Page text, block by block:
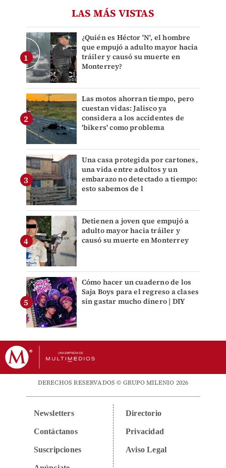
LAS MÁS VISTAS
¿Quién es Héctor 'N', el hombre
que empujó a adulto mayor hacia
tráiler y causó su muerte en
Monterrey?
Las motos ahorran tiempo, pero
cuestan vidas: Jalisco ya
considera a los accidentes de
'bikers' como problema
Una casa protegida por cartones,
una vida entre adultos y un
embarazo no detectado a tiempo:
esto sabemos de l
Detienen a joven que empujó a
adulto mayor hacia tráiler y
causó su muerte en Monterrey
Cómo hacer un cuaderno de los
Saja Boys para el regreso a clases
sin gastar mucho dinero | DIY
DERECHOS RESERVADOS © GRUPO MILENIO 2026
Newsletters
Contáctanos
Suscripciones
Directorio
Privacidad
Aviso Legal